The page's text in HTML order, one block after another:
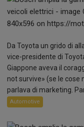
Da Toyota un grido di
vice-presidente di
Giappone aveva il
not survive» (se le cose
parlava di marketing.
Automotive